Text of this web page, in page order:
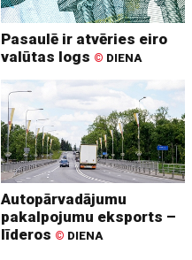
Pasaulē ir atvēries eiro
valūtas logs © DIENA
Autopārvadājumu
pakalpojumu eksports –
līderos © DIENA